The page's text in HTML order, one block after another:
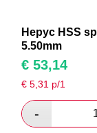
Hepyc HSS
5.50mm
€ 53,14
€5,31 p/1